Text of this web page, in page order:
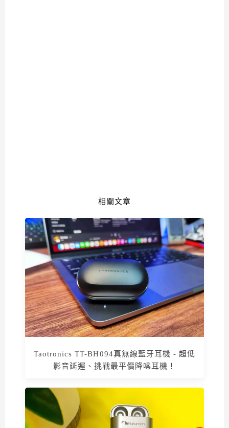
相關文章
Taotronics TT-BH094真無線藍牙耳機 - 超低
影音延遲、挑戰最平價降噪耳機！